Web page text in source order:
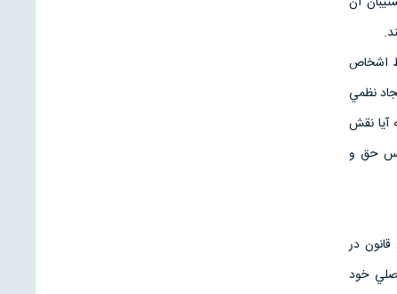
اشخاص
نظمي
آيا نقش
حق و
در
خود